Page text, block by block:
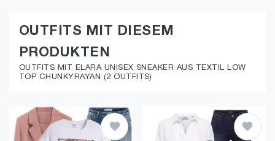
OUTFITS MIT DIESEM
PRODUKTEN
OUTFITS MIT ELARA UNISEX SNEAKER AUS TEXTIL LOW
TOP CHUNKYRAYAN (2 OUTFITS)